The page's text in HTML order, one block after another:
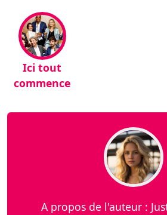
Ici tout
commence
A propos de l'auteur :